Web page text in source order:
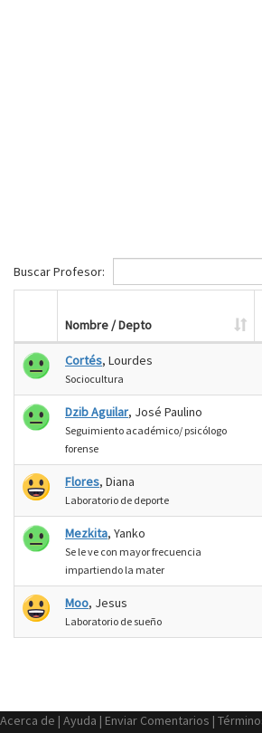
Buscar Profesor:
Nombre / Depto
Cortés, Lourdes
Sociocultura
Dzib Aguilar, José Paulino
Seguimiento académico/ psicólogo
forense
Flores, Diana
Laboratorio de deporte
Mezkita, Yanko
Se le ve con mayor frecuencia
impartiendo la mater
Moo, Jesus
Laboratorio de sueño
Acerca de | Ayuda | Enviar Comentarios |